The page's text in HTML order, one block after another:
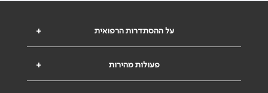
+ על ההסתדרות הרפואית
+ פעולות מהירות